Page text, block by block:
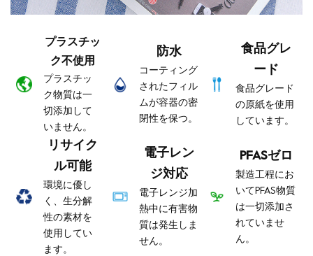
プラスチッ
ク不使用
プラスチッ
ク物質は一
切添加して
いません。
防水
コーティング
されたフィル
ムが容器の密
閉性を保つ。
食品グレ
ード
食品グレード
の原紙を使用
しています。
リサイク
ル可能
環境に優し
く、生分解
性の素材を
使用してい
ます。
電子レン
ジ対応
電子レンジ加
熱中に有害物
質は発生しま
せん。
PFASゼロ
製造工程にお
いてPFAS物質
は一切添加さ
れていませ
ん。